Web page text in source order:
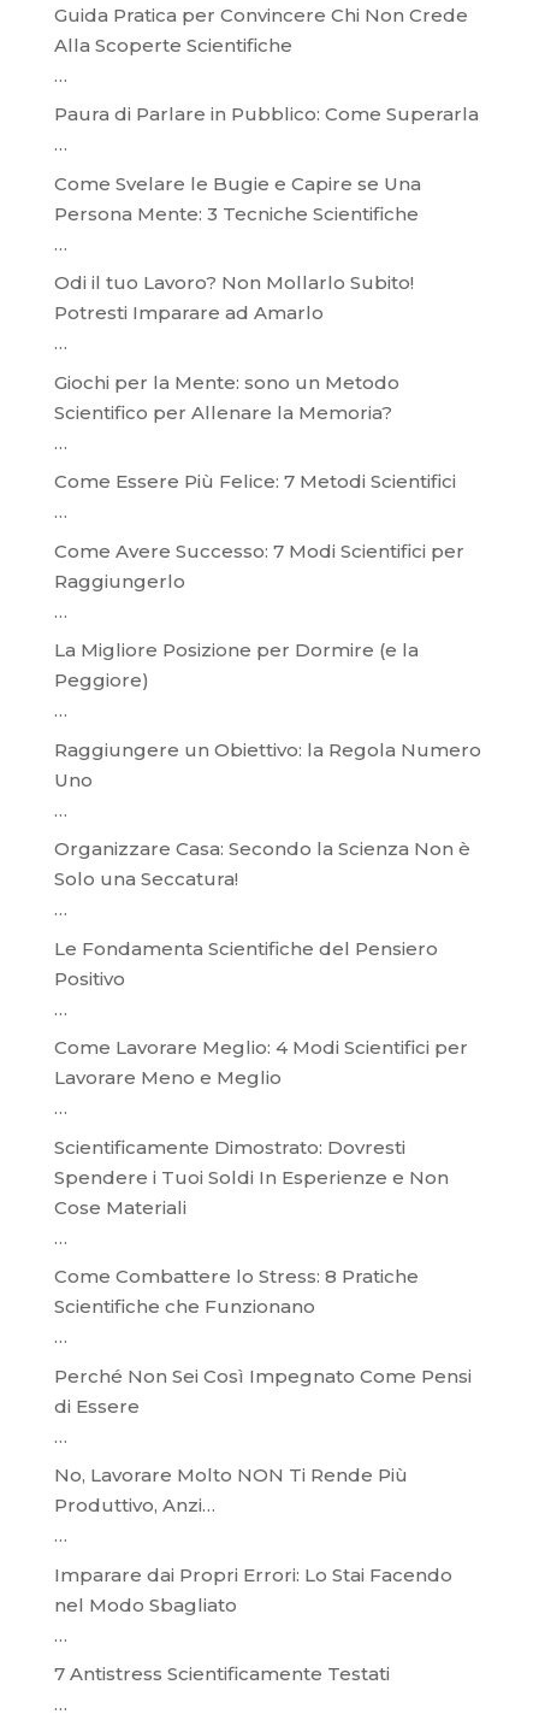
Guida Pratica per Convincere Chi Non Crede
Alla Scoperte Scientifiche
…
Paura di Parlare in Pubblico: Come Superarla
…
Come Svelare le Bugie e Capire se Una
Persona Mente: 3 Tecniche Scientifiche
…
Odi il tuo Lavoro? Non Mollarlo Subito!
Potresti Imparare ad Amarlo
…
Giochi per la Mente: sono un Metodo
Scientifico per Allenare la Memoria?
…
Come Essere Più Felice: 7 Metodi Scientifici
…
Come Avere Successo: 7 Modi Scientifici per
Raggiungerlo
…
La Migliore Posizione per Dormire (e la
Peggiore)
…
Raggiungere un Obiettivo: la Regola Numero
Uno
…
Organizzare Casa: Secondo la Scienza Non è
Solo una Seccatura!
…
Le Fondamenta Scientifiche del Pensiero
Positivo
…
Come Lavorare Meglio: 4 Modi Scientifici per
Lavorare Meno e Meglio
…
Scientificamente Dimostrato: Dovresti
Spendere i Tuoi Soldi In Esperienze e Non
Cose Materiali
…
Come Combattere lo Stress: 8 Pratiche
Scientifiche che Funzionano
…
Perché Non Sei Così Impegnato Come Pensi
di Essere
…
No, Lavorare Molto NON Ti Rende Più
Produttivo, Anzi…
…
Imparare dai Propri Errori: Lo Stai Facendo
nel Modo Sbagliato
…
7 Antistress Scientificamente Testati
…